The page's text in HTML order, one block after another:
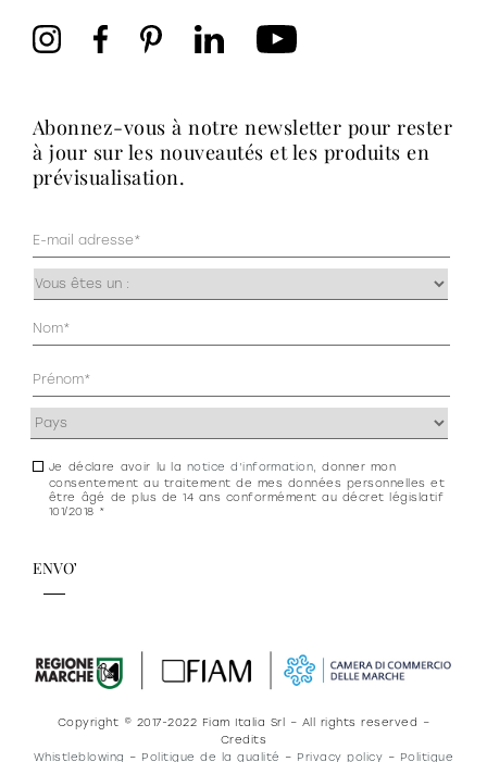
abonnez-vous à notre newsletter pour rester
à jour sur les nouveautés et les produits en
prévisualisation.
Mail
(Nécessaire)
Occupazione
Anagrafica
Indirizzo
Consenso
newsletter
Je déclare avoir lu la notice d’information, donner mon
consentement au traitement de mes données personnelles et
être âgé de plus de 14 ans conformément au décret législatif
101/2018 *
Copyright © 2017-2022 Fiam Italia Srl – All rights reserved –
Credits
Whistleblowing – Politique de la qualité – Privacy policy – Politique